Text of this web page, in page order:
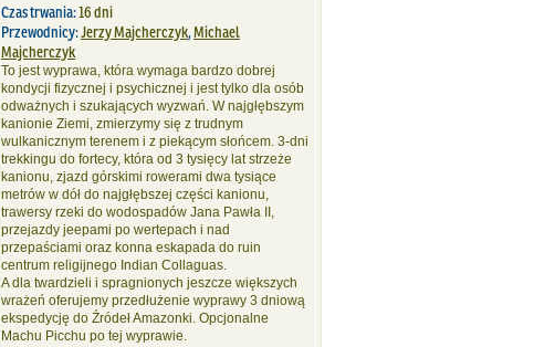
Czas trwania:16 dni
Przewodnicy:Jerzy Majcherczyk,Michael
Majcherczyk
To jest wyprawa, która wymaga bardzo dobrej
kondycji fizycznej i psychicznej i jest tylko dla osób
odważnych i szukających wyzwań. W najgłębszym
kanionie Ziemi, zmierzymy się z trudnym
wulkanicznym terenem i z piekącym słońcem. 3-dni
trekkingu do fortecy, która od 3 tysięcy lat strzeże
kanionu, zjazd górskimi rowerami dwa tysiące
metrów w dół do najgłębszej części kanionu,
trawersy rzeki do wodospadów Jana Pawła II,
przejazdy jeepami po wertepach i nad
przepaściami oraz konna eskapada do ruin
centrum religijnego Indian Collaguas.
A dla twardzieli i spragnionych jeszcze większych
wrażeń oferujemy przedłużenie wyprawy 3 dniową
ekspedycję do Źródeł Amazonki. Opcjonalne
Machu Picchu po tej wyprawie.